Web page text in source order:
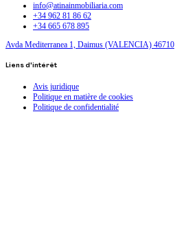
info@atinainmobiliaria.com
+34 962 81 86 62
+34 665 678 895
Avda Mediterranea 1, Daimus (VALENCIA) 46710
Liens d'intérêt
Avis juridique
Politique en matière de cookies
Politique de confidentialité